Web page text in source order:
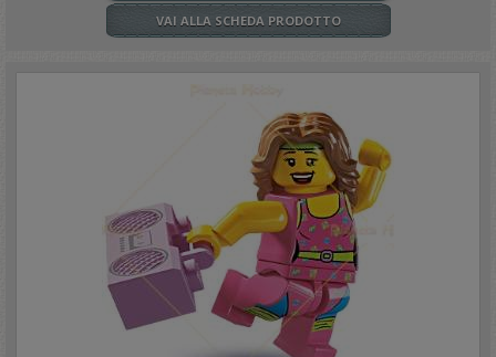
VAI ALLA SCHEDA PRODOTTO